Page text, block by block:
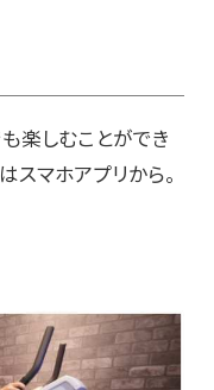
楽しむことができ
スマホアプリから。